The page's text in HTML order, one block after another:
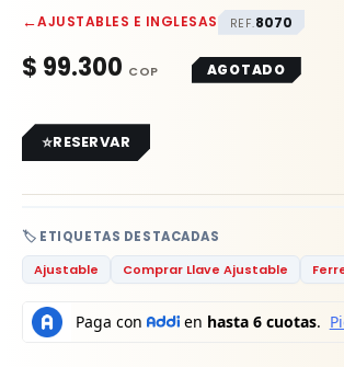
←AJUSTABLES E INGLESAS REF.8070
$ 99.300 AGOTADO
🏷️ ETIQUETAS DESTACADAS
Ajustable
Comprar Llave Ajustable
RESERVAR